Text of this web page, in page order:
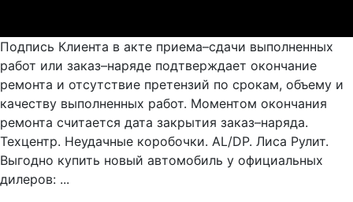
Подпись Клиента в акте приема–сдачи выполненных
работ или заказ–наряде подтверждает окончание
ремонта и отсутствие претензий по срокам, объему и
качеству выполненных работ. Моментом окончания
ремонта считается дата закрытия заказ–наряда.
Техцентр. Неудачные коробочки. AL/DP. Лиса Рулит.
Выгодно купить новый автомобиль у официальных
дилеров: ...